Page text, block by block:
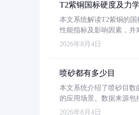
T2紫铜国标硬度及力
本文系统解读T2紫铜的
性能指标及影响因素，并
2026年8月4日
喷砂都有多少目
本文系统介绍了喷砂目数
的应用场景。数据来源包
2026年8月4日